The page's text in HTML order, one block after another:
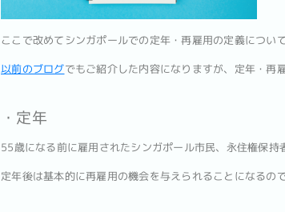
ここで改めてシンガポールでの定年・再雇用の定義につい
以前のブログでもご紹介した内容になりますが、定年・再
・定年
55歳になる前に雇用されたシンガポール市民、永住権保持
定年後は基本的に再雇用の機会を与えられることになるの